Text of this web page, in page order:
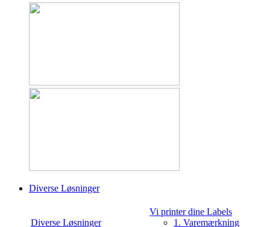
Diverse Løsninger
Diverse Løsninger
Vi printer dine Labels
1. Varemærkning